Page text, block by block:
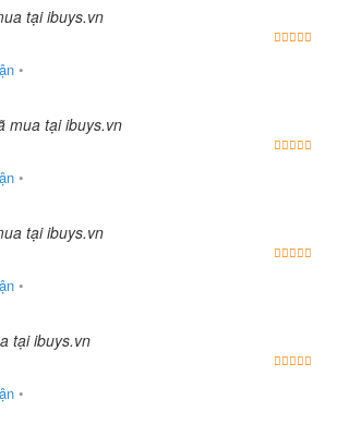
tại ibuys.vn
•
mua tại ibuys.vn
•
tại ibuys.vn
•
tại ibuys.vn
•